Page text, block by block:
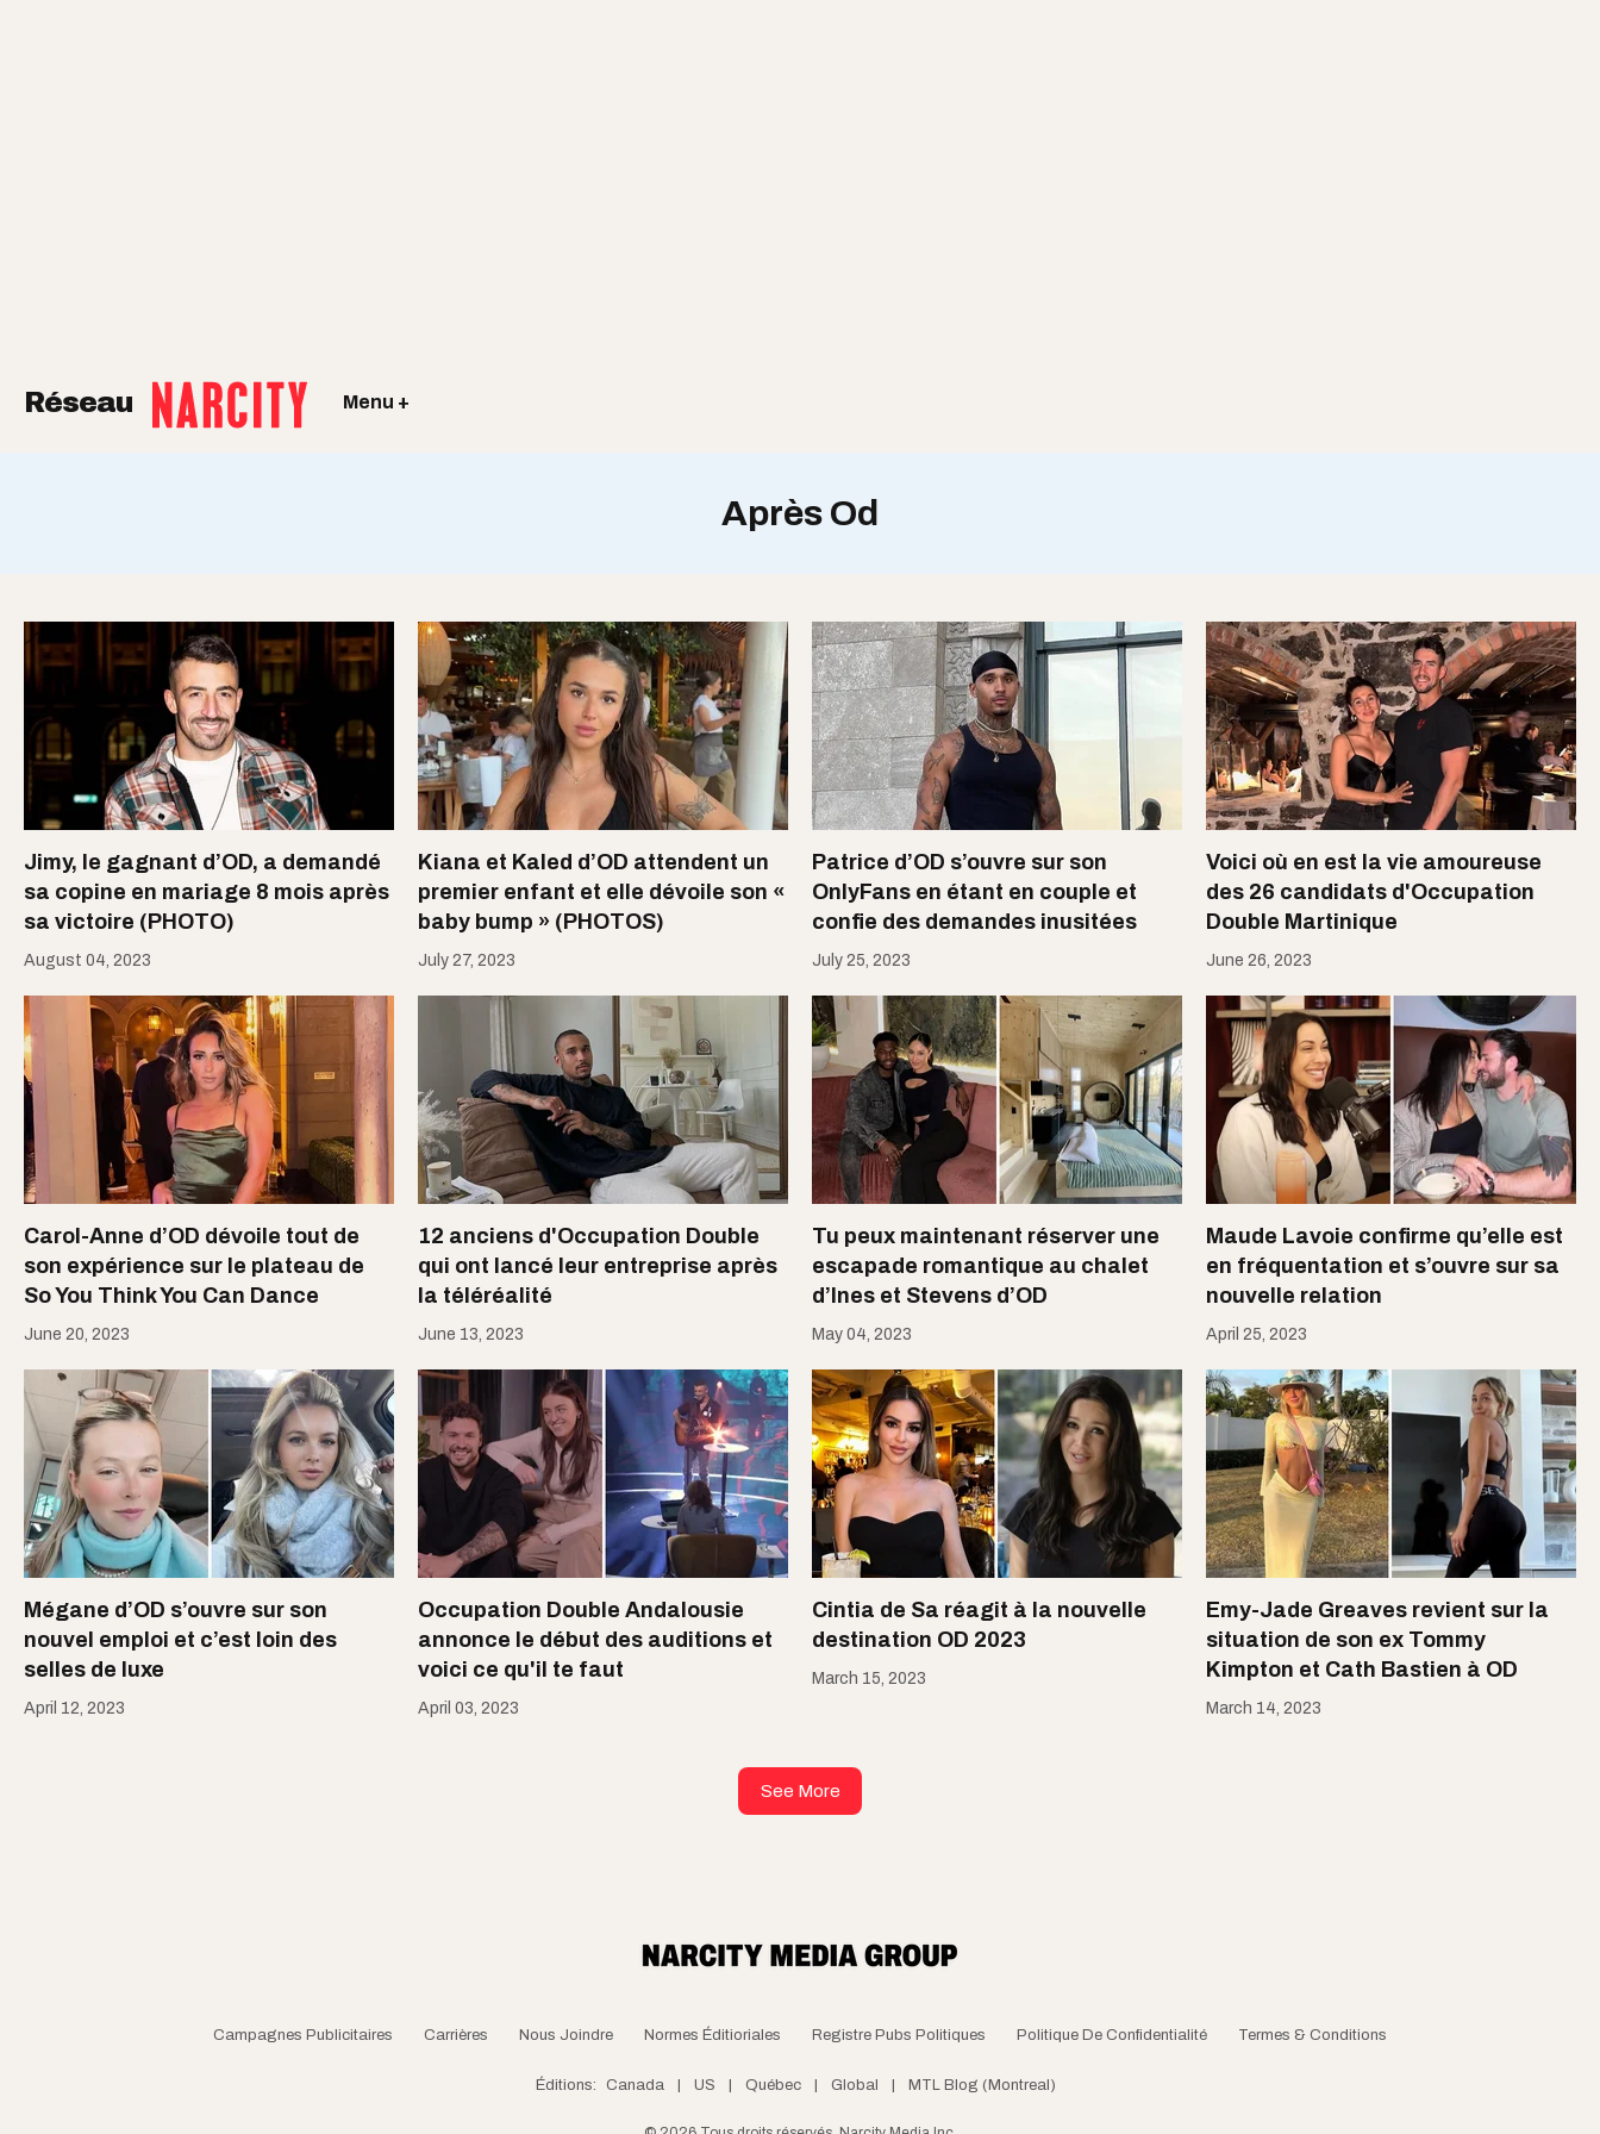
Réseau Menu +
Après Od
Jimy, le gagnant d’OD, a demandé
sa copine en mariage 8 mois après
sa victoire (PHOTO)
August 04, 2023
Kiana et Kaled d’OD attendent un
premier enfant et elle dévoile son «
baby bump » (PHOTOS)
July 27, 2023
Patrice d’OD s’ouvre sur son
OnlyFans en étant en couple et
confie des demandes inusitées
July 25, 2023
Voici où en est la vie amoureuse
des 26 candidats d'Occupation
Double Martinique
June 26, 2023
Carol-Anne d’OD dévoile tout de
son expérience sur le plateau de
So You Think You Can Dance
June 20, 2023
12 anciens d'Occupation Double
qui ont lancé leur entreprise après
la téléréalité
June 13, 2023
Tu peux maintenant réserver une
escapade romantique au chalet
d’Ines et Stevens d’OD
May 04, 2023
Maude Lavoie confirme qu’elle est
en fréquentation et s’ouvre sur sa
nouvelle relation
April 25, 2023
Mégane d’OD s’ouvre sur son
nouvel emploi et c’est loin des
selles de luxe
April 12, 2023
Occupation Double Andalousie
annonce le début des auditions et
voici ce qu'il te faut
April 03, 2023
Cintia de Sa réagit à la nouvelle
destination OD 2023
March 15, 2023
Emy-Jade Greaves revient sur la
situation de son ex Tommy
Kimpton et Cath Bastien à OD
March 14, 2023
See More
Campagnes Publicitaires Carrières Nous Joindre Normes Éditioriales Registre Pubs Politiques Politique De Confidentialité Termes & Conditions
Éditions: Canada | US | Québec | Global | MTL Blog (Montreal)